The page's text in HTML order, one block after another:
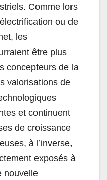
Comme lors
ou de
les
être plus
concepteurs de la
valorisations de
et continuent
de croissance
à l’inverse,
exposés à
nouvelle